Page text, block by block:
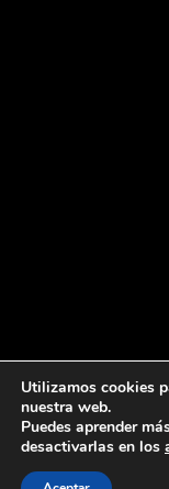
luctus nec ullamcorper
Utilizamos cookies
nuestra web.
Puedes aprender
desactivarlas en los